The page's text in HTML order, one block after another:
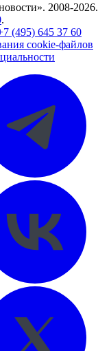
2008-2026.
.
(495) 645 37 60
cookie-файлов